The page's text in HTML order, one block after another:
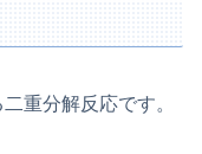
重分解反応です。